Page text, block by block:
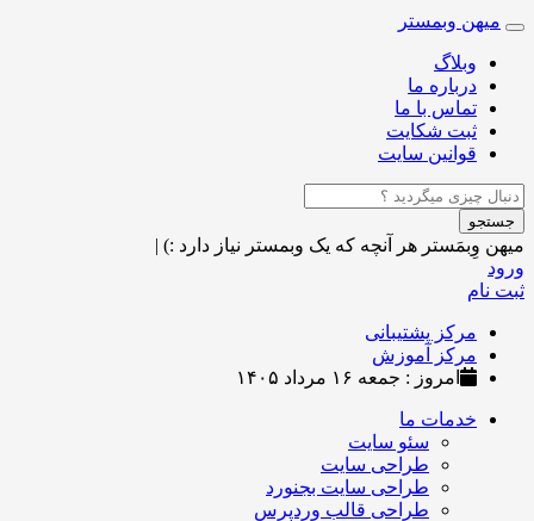
Toggle
navigation
میهن وبمستر
وبلاگ
درباره ما
تماس با ما
ثبت شکایت
قوانین سایت
جستجو
میهن وِبمَستر هر آنچه که یک وبمستر نیاز دارد :) |
ورود
ثبت نام
مرکز پشتیبانی
مرکز آموزش
امروز : جمعه ۱۶ مرداد ۱۴۰۵
خدمات ما
سئو سایت
طراحی سایت
طراحی سایت بجنورد
طراحی قالب وردپرس